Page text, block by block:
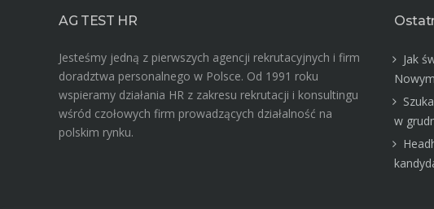
AG TEST HR
Jesteśmy jedną z pierwszych agencji rekrutacyjnych i firm
doradztwa personalnego w Polsce. Od 1991 roku
wspieramy działania HR z zakresu rekrutacji i konsultingu
wśród czołowych firm prowadzących działalność na
polskim rynku.
Jak
w